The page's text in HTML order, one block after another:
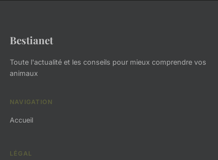
Bestianet
Toute l'actualité et les conseils pour mieux comprendre vos
animaux
NAVIGATION
Accueil
LÉGAL